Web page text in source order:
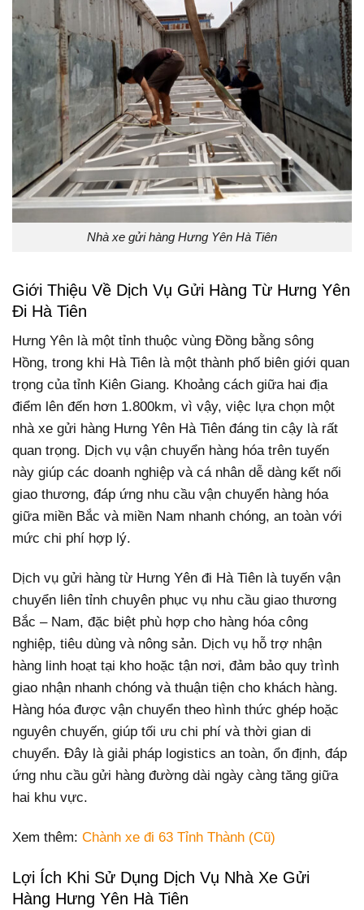
Nhà xe gửi hàng Hưng Yên Hà Tiên
Giới Thiệu Về Dịch Vụ Gửi Hàng Từ Hưng Yên
Đi Hà Tiên
Hưng Yên là một tỉnh thuộc vùng Đồng bằng sông
Hồng, trong khi Hà Tiên là một thành phố biên giới quan
trọng của tỉnh Kiên Giang. Khoảng cách giữa hai địa
điểm lên đến hơn 1.800km, vì vậy, việc lựa chọn một
nhà xe gửi hàng Hưng Yên Hà Tiên đáng tin cậy là rất
quan trọng. Dịch vụ vận chuyển hàng hóa trên tuyến
này giúp các doanh nghiệp và cá nhân dễ dàng kết nối
giao thương, đáp ứng nhu cầu vận chuyển hàng hóa
giữa miền Bắc và miền Nam nhanh chóng, an toàn với
mức chi phí hợp lý.
Dịch vụ gửi hàng từ Hưng Yên đi Hà Tiên là tuyến vận
chuyển liên tỉnh chuyên phục vụ nhu cầu giao thương
Bắc – Nam, đặc biệt phù hợp cho hàng hóa công
nghiệp, tiêu dùng và nông sản. Dịch vụ hỗ trợ nhận
hàng linh hoạt tại kho hoặc tận nơi, đảm bảo quy trình
giao nhận nhanh chóng và thuận tiện cho khách hàng.
Hàng hóa được vận chuyển theo hình thức ghép hoặc
nguyên chuyến, giúp tối ưu chi phí và thời gian di
chuyển. Đây là giải pháp logistics an toàn, ổn định, đáp
ứng nhu cầu gửi hàng đường dài ngày càng tăng giữa
hai khu vực.
Xem thêm: Chành xe đi 63 Tỉnh Thành (Cũ)
Lợi Ích Khi Sử Dụng Dịch Vụ Nhà Xe Gửi
Hàng Hưng Yên Hà Tiên